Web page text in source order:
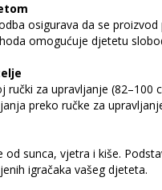
osigurava da se
omogućuje djetetu
ručki za upravljanje
preko ručke za
od sunca, vjetra i kiše.
igračaka vašeg djeteta.